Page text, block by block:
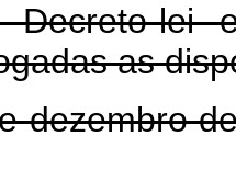
Decreto-lei
as
dezembro